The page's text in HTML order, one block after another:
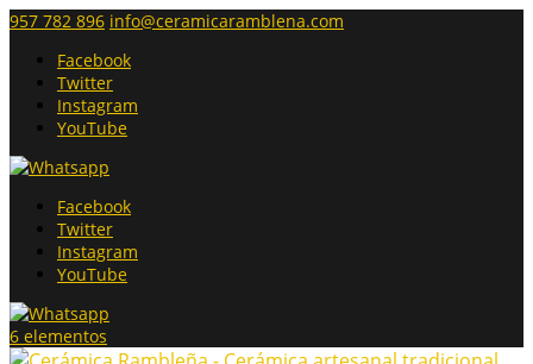
957 782 896 info@ceramicaramblena.com
Facebook
Twitter
Instagram
YouTube
Facebook
Twitter
Instagram
YouTube
6 elementos